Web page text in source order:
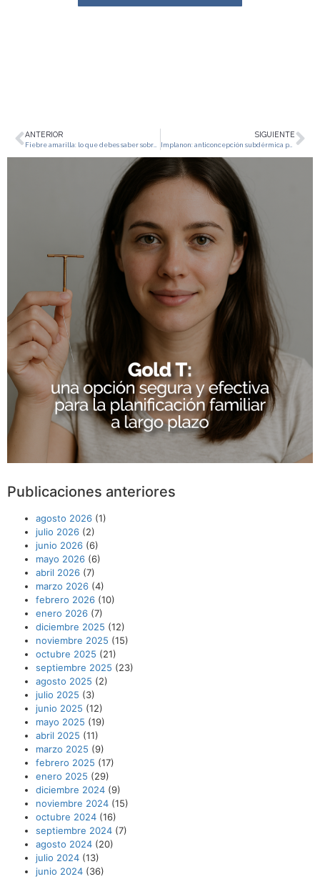
ANTERIOR SIGUIENTE
Implanon: anticoncepción subdérmica para mujeres que buscan comodidad y eficacia
Publicaciones anteriores
agosto 2026 (1)
julio 2026 (2)
junio 2026 (6)
mayo 2026 (6)
abril 2026 (7)
marzo 2026 (4)
febrero 2026 (10)
enero 2026 (7)
diciembre 2025 (12)
noviembre 2025 (15)
octubre 2025 (21)
septiembre 2025 (23)
agosto 2025 (2)
julio 2025 (3)
junio 2025 (12)
mayo 2025 (19)
abril 2025 (11)
marzo 2025 (9)
febrero 2025 (17)
enero 2025 (29)
diciembre 2024 (9)
noviembre 2024 (15)
octubre 2024 (16)
septiembre 2024 (7)
agosto 2024 (20)
julio 2024 (13)
junio 2024 (36)